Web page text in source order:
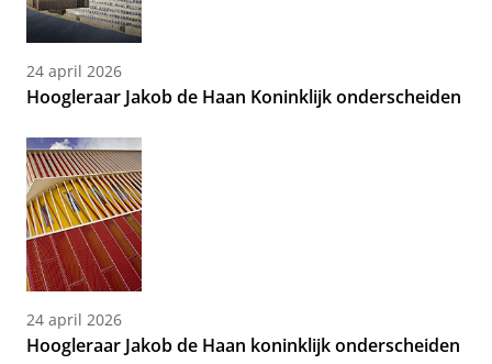
24 april 2026
Hoogleraar Jakob de Haan Koninklijk onderscheiden
24 april 2026
Hoogleraar Jakob de Haan koninklijk onderscheiden